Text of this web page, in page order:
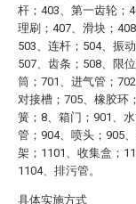
杆；403、第一齿轮；
理刷；407、滑块；
503、连杆；504、振
507、齿条；508、限
筒；701、进气管；
对接槽；705、橡胶环
簧；8、箱门；901、
管；904、喷头；905
架；1101、收集盒；
1104、排污管。
具体实施方式